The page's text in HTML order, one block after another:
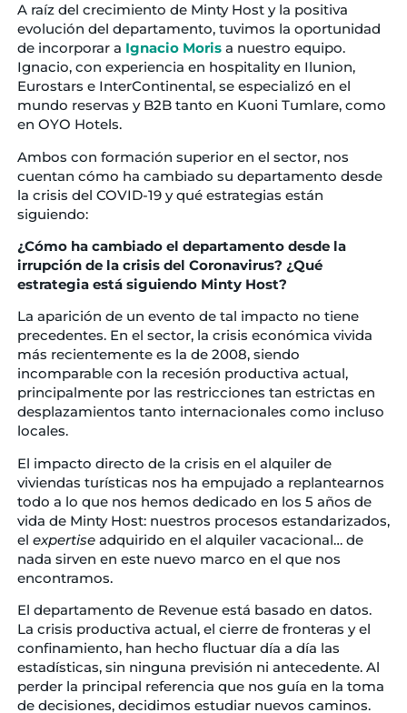
A raíz del crecimiento de Minty Host y la positiva
evolución del departamento, tuvimos la oportunidad
de incorporar a Ignacio Morisa nuestro equipo.
Ignacio, con experiencia en hospitality en Ilunion,
Eurostars e InterContinental, se especializó en el
mundo reservas y B2B tanto en Kuoni Tumlare, como
en OYO Hotels.
Ambos con formación superior en el sector, nos
cuentan cómo ha cambiado su departamento desde
la crisis del COVID-19 y qué estrategias están
siguiendo:
¿Cómo ha cambiado el departamento desde la
irrupción de la crisis del Coronavirus? ¿Qué
estrategia está siguiendo Minty Host?
La aparición de un evento de tal impacto no tiene
precedentes. En el sector, la crisis económica vivida
más recientemente es la de 2008, siendo
incomparable con la recesión productiva actual,
principalmente por las restricciones tan estrictas en
desplazamientos tanto internacionales como incluso
locales.
El impacto directo de la crisis en el alquiler de
viviendas turísticas nos ha empujado a replantearnos
todo a lo que nos hemos dedicado en los 5 años de
vida de Minty Host: nuestros procesos estandarizados,
el expertiseadquirido en el alquiler vacacional… de
nada sirven en este nuevo marco en el que nos
encontramos.
El departamento de Revenue está basado en datos.
La crisis productiva actual, el cierre de fronteras y el
confinamiento, han hecho fluctuar día a día las
estadísticas, sin ninguna previsión ni antecedente. Al
perder la principal referencia que nos guía en la toma
de decisiones, decidimos estudiar nuevos caminos.